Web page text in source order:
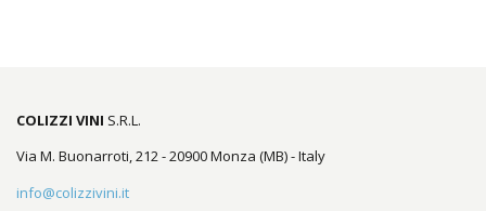
COLIZZI VINI S.R.L.
Via M. Buonarroti, 212 - 20900 Monza (MB) - Italy
info@colizzivini.it